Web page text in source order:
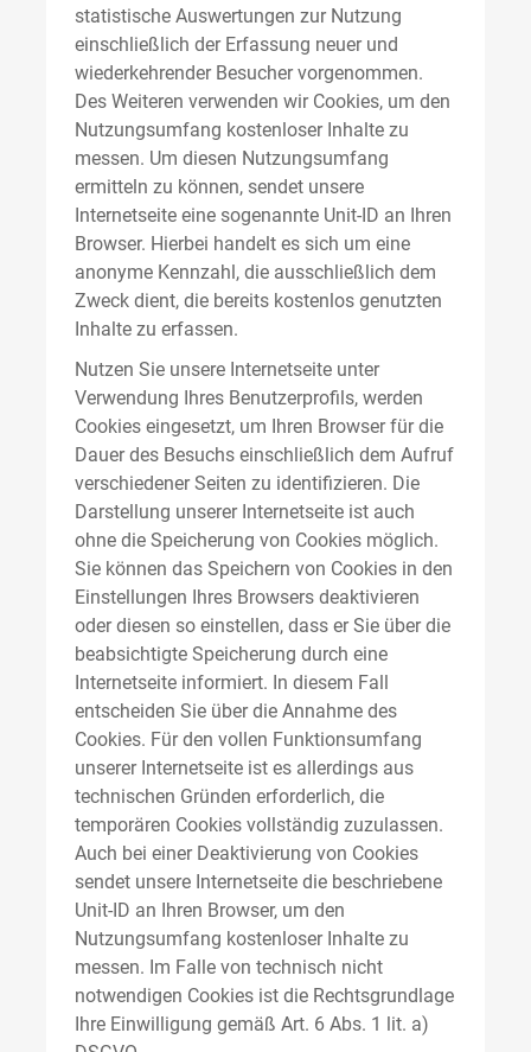
statistische Auswertungen zur Nutzung
einschließlich der Erfassung neuer und
wiederkehrender Besucher vorgenommen.
Des Weiteren verwenden wir Cookies, um den
Nutzungsumfang kostenloser Inhalte zu
messen. Um diesen Nutzungsumfang
ermitteln zu können, sendet unsere
Internetseite eine sogenannte Unit-ID an Ihren
Browser. Hierbei handelt es sich um eine
anonyme Kennzahl, die ausschließlich dem
Zweck dient, die bereits kostenlos genutzten
Inhalte zu erfassen.
Nutzen Sie unsere Internetseite unter
Verwendung Ihres Benutzerprofils, werden
Cookies eingesetzt, um Ihren Browser für die
Dauer des Besuchs einschließlich dem Aufruf
verschiedener Seiten zu identifizieren. Die
Darstellung unserer Internetseite ist auch
ohne die Speicherung von Cookies möglich.
Sie können das Speichern von Cookies in den
Einstellungen Ihres Browsers deaktivieren
oder diesen so einstellen, dass er Sie über die
beabsichtigte Speicherung durch eine
Internetseite informiert. In diesem Fall
entscheiden Sie über die Annahme des
Cookies. Für den vollen Funktionsumfang
unserer Internetseite ist es allerdings aus
technischen Gründen erforderlich, die
temporären Cookies vollständig zuzulassen.
Auch bei einer Deaktivierung von Cookies
sendet unsere Internetseite die beschriebene
Unit-ID an Ihren Browser, um den
Nutzungsumfang kostenloser Inhalte zu
messen. Im Falle von technisch nicht
notwendigen Cookies ist die Rechtsgrundlage
Ihre Einwilligung gemäß Art. 6 Abs. 1 lit. a)